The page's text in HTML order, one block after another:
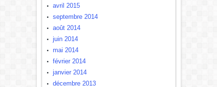
avril 2015
septembre 2014
août 2014
juin 2014
mai 2014
février 2014
janvier 2014
décembre 2013